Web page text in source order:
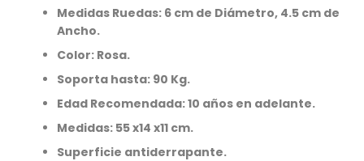
Medidas Ruedas: 6 cm de Diámetro, 4.5 cm de
Ancho.
Color: Rosa.
Soporta hasta: 90 Kg.
Edad Recomendada: 10 años en adelante.
Medidas: 55 x14 x11 cm.
Superficie antiderrapante.